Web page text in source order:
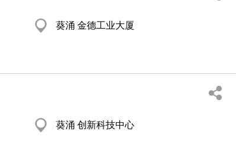
葵涌 金德工业大厦
葵涌 创新科技中心